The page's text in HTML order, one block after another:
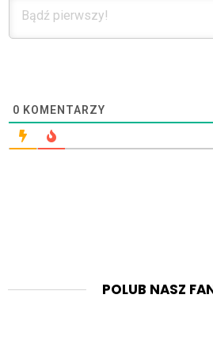
0 KOMENTARZY
POLUB NASZ